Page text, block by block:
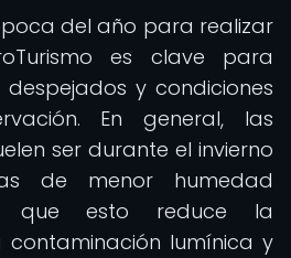
del año para realizar
es clave para
y condiciones
En general, las
ser durante el invierno
de menor humedad
que esto reduce la
contaminación lumínica y